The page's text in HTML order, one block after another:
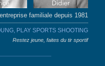
familiale depuis 1981
PLAY SPORTS SHOOTING
Restez jeune, faites du tir sportif